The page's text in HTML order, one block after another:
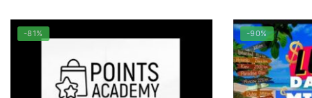
-81% -90%